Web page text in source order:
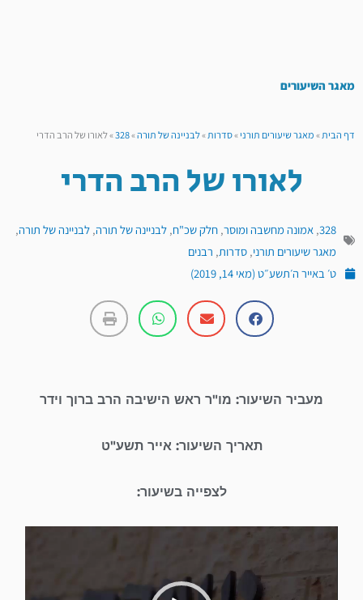
מאגר השיעורים
דף הבית»מאגר שיעורים תורני»סדרות»לבניינה של תורה»
328
»לאורו של הרב הדרי
לאורו של הרב הדרי
328
, אמונה מחשבה ומוסר, חלק שכ"ח, לבניינה של תורה, לבניינה של תורה,
מאגר שיעורים תורני, סדרות, רבנים
ט׳ באייר ה׳תשע״ט (מאי 14, 2019)
מעביר השיעור: מו"ר ראש הישיבה הרב ברוך וידר
תאריך השיעור: אייר תשע"ט
לצפייה בשיעור: